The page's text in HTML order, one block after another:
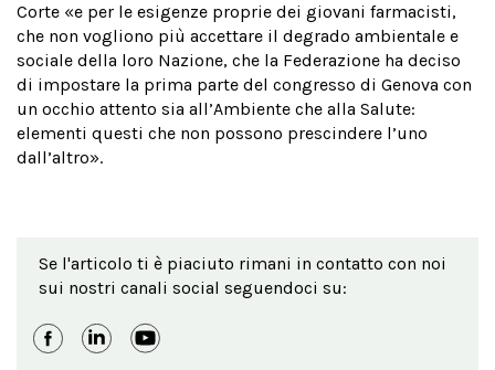
Corte «e per le esigenze proprie dei giovani farmacisti,
che non vogliono più accettare il degrado ambientale e
sociale della loro Nazione, che la Federazione ha deciso
di impostare la prima parte del congresso di Genova con
un occhio attento sia all’Ambiente che alla Salute:
elementi questi che non possono prescindere l’uno
dall’altro».
Se l'articolo ti è piaciuto rimani in contatto con noi
sui nostri canali social seguendoci su: